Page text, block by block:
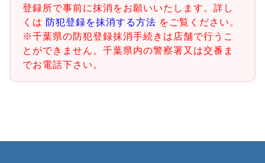
登録所で事前に抹消をお願いいたします。詳し
くは 防犯登録を抹消する方法 をご覧ください。
※千葉県の防犯登録抹消手続きは店舗で行うこ
とができません。千葉県内の警察署又は交番ま
でお電話下さい。